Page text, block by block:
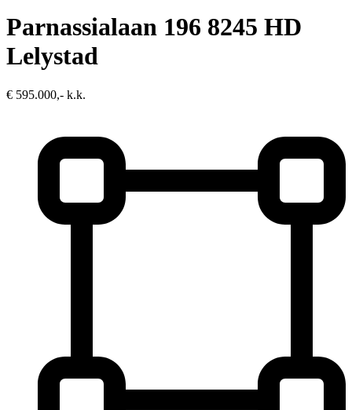
Parnassialaan 196 8245 HD
Lelystad
€ 595.000,- k.k.